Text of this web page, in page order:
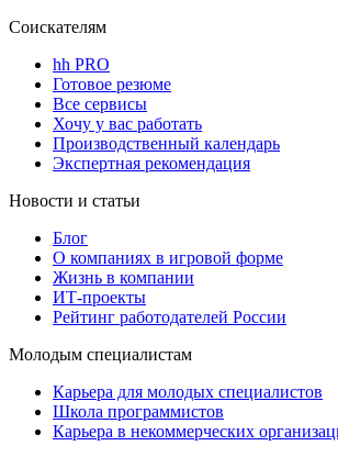
Соискателям
hh PRO
Готовое резюме
Все сервисы
Хочу у вас работать
Производственный календарь
Экспертная рекомендация
Новости и статьи
Блог
О компаниях в игровой форме
Жизнь в компании
ИТ-проекты
Рейтинг работодателей России
Молодым специалистам
Карьера для молодых специалистов
Школа программистов
Карьера в некоммерческих